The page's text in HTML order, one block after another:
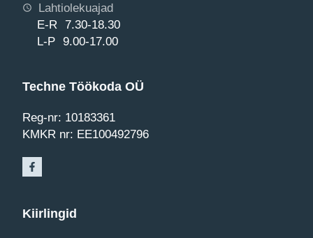
Lahtiolekuajad
E-R 7.30-18.30
L-P 9.00-17.00
Techne Töökoda OÜ
Reg-nr: 10183361
KMKR nr: EE100492796
Kiirlingid